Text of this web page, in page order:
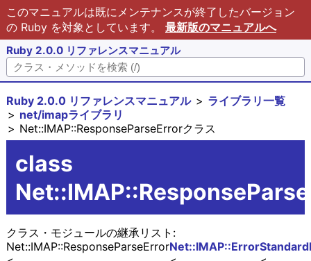
このマニュアルは既にメンテナンスが終了したバージョン
の Ruby を対象としています。 最新版のマニュアルへ
Ruby 2.0.0 リファレンスマニュアル
Ruby 2.0.0 リファレンスマニュアル
ライブラリ一覧
net/imapライブラリ
Net::IMAP::ResponseParseErrorクラス
class
クラス・モジュールの継承リスト:
Net::IMAP::Error
Net::IMAP::ResponseParseError